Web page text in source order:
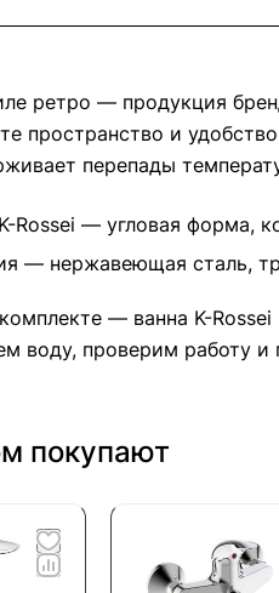
ретро — продукция
пространство и
перепады
Rossei — угловая
— нержавеющая сталь,
— ванна K-
воду, проверим работу
покупают